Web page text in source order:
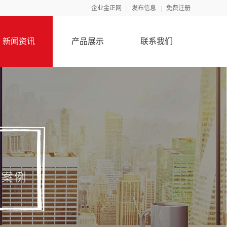
企业金正网 发布信息 免费注册
新闻资讯 产品展示 联系我们